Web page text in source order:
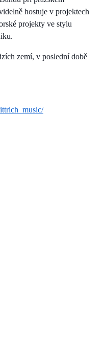
hostuje v projektech
projekty ve stylu
zemí, v poslední době